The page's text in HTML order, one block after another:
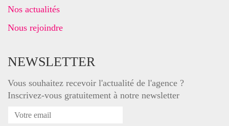
Nos actualités
Nous rejoindre
NEWSLETTER
Vous souhaitez recevoir l'actualité de l'agence ?
Inscrivez-vous gratuitement à notre newsletter